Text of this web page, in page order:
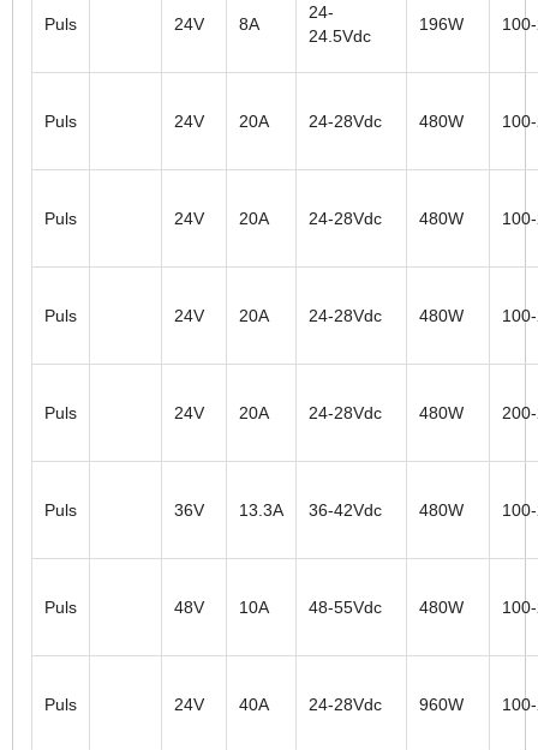
Puls 24V 8A
24-
24.5Vdc
196W
Puls 24V 20A 24-28Vdc 480W
Puls 24V 20A 24-28Vdc 480W
Puls 24V 20A 24-28Vdc 480W
Puls 24V 20A 24-28Vdc 480W
Puls 36V 13.3A 36-42Vdc 480W
Puls 48V 10A 48-55Vdc 480W
Puls 24V 40A 24-28Vdc 960W